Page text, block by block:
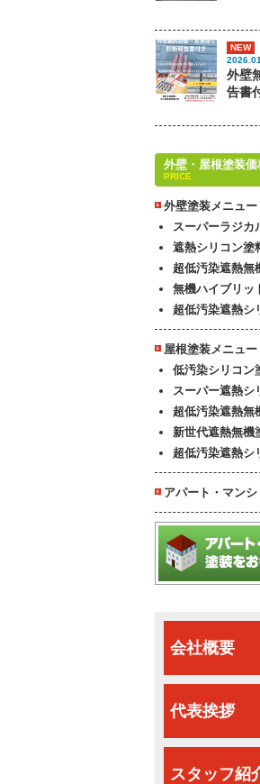
NEW
外壁
告書
外壁・屋根塗装価
PRICE
外壁塗装メニュー
スーパーラジカ
遮熱シリコン塗
超低汚染遮熱無
無機ハイブリッ
超低汚染遮熱シ
屋根塗装メニュー
低汚染シリコン
スーパー遮熱シ
超低汚染遮熱無
新世代遮熱無機
超低汚染遮熱シ
アパート・マン
会社概要
代表挨拶
スタッフ紹